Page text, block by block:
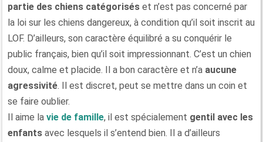
partie des chiens catégorisés et n’est pas concerné par
la loi sur les chiens dangereux, à condition qu’il soit inscrit au
LOF. D’ailleurs, son caractère équilibré a su conquérir le
public français, bien qu’il soit impressionnant. C’est un chien
doux, calme et placide. Il a bon caractère et n’a aucune
agressivité. Il est discret, peut se mettre dans un coin et
se faire oublier.
Il aime la vie de famille, il est spécialement gentil avec les
enfants avec lesquels il s’entend bien. Il a d’ailleurs